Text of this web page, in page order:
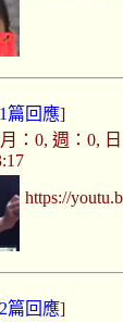
篇回應]
：0, 週：0,
https://
篇回應]